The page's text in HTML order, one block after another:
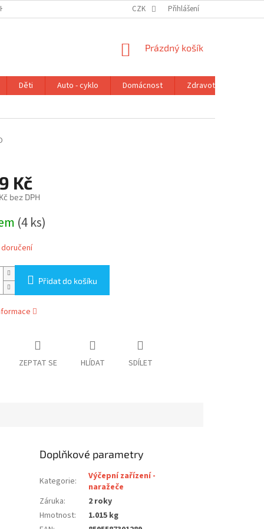
ÚDAJŮ VRÁCENÍ ZBOŽÍ V ZÁKONNÉ LHŮTĚ REKLAMAČNÍ ŘÁD
CZK Přihlášení
NÁKUPNÍ
Prázdný košík
Děti Auto - cyklo Domácnost
Zdravotní potřeby
Kč
bez DPH
(4 ks)
Přidat do košíku
ZEPTAT SE HLÍDAT SDÍLET
Doplňkové parametry
Kategorie:
Výčepní zařízení -
naražeče
Záruka:
2 roky
Hmotnost:
1.015 kg